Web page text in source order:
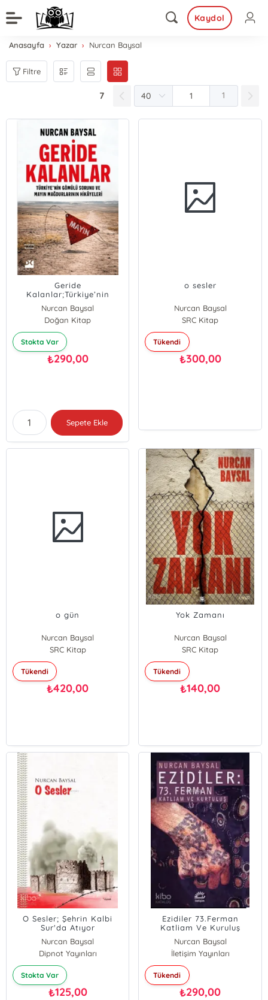
Kaydol
Anasayfa Yazar Nurcan Baysal
Filtre
7 1
Geride
Kalanlar;Türkiye’nin
Gömülü Sorunu ve Mayın
Mağdurlarının Hikâyeleri
Nurcan Baysal
Doğan Kitap
Stokta Var
₺290,00
Sepete Ekle
o sesler
Nurcan Baysal
SRC Kitap
Tükendi
₺300,00
o gün
Nurcan Baysal
SRC Kitap
Tükendi
₺420,00
Yok Zamanı
Nurcan Baysal
SRC Kitap
Tükendi
₺140,00
O Sesler; Şehrin Kalbi
Sur'da Atıyor
Nurcan Baysal
Dipnot Yayınları
Stokta Var
₺125,00
Ezidiler 73.Ferman
Katliam Ve Kuruluş
Nurcan Baysal
İletişim Yayınları
Tükendi
₺290,00